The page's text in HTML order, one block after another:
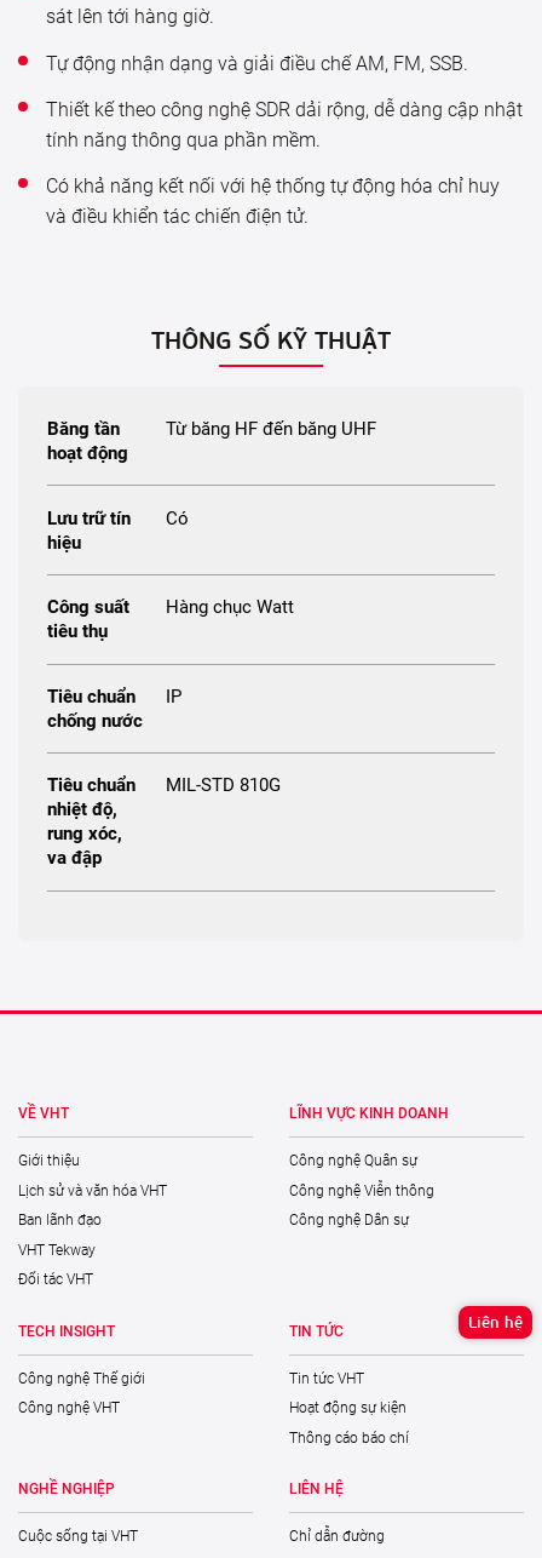
Liên hệ
sát lên tới hàng giờ.
Tự động nhận dạng và giải điều chế AM, FM, SSB.
Thiết kế theo công nghệ SDR dải rộng, dễ dàng cập nhật
tính năng thông qua phần mềm.
Có khả năng kết nối với hệ thống tự động hóa chỉ huy
và điều khiển tác chiến điện tử.
THÔNG SỐ KỸ THUẬT
Băng tần
hoạt động
Từ băng HF đến băng UHF
Lưu trữ tín
hiệu
Có
Công suất
tiêu thụ
Hàng chục Watt
Tiêu chuẩn
chống nước
IP
Tiêu chuẩn
nhiệt độ,
rung xóc,
va đập
MIL-STD 810G
VỀ VHT
Giới thiệu
Lịch sử và văn hóa VHT
Ban lãnh đạo
VHT Tekway
Đối tác VHT
LĨNH VỰC KINH DOANH
Công nghệ Quân sự
Công nghệ Viễn thông
Công nghệ Dân sự
TECH INSIGHT
Công nghệ Thế giới
Công nghệ VHT
TIN TỨC
Tin tức VHT
Hoạt động sự kiện
Thông cáo báo chí
NGHỀ NGHIỆP
Cuộc sống tại VHT
LIÊN HỆ
Chỉ dẫn đường